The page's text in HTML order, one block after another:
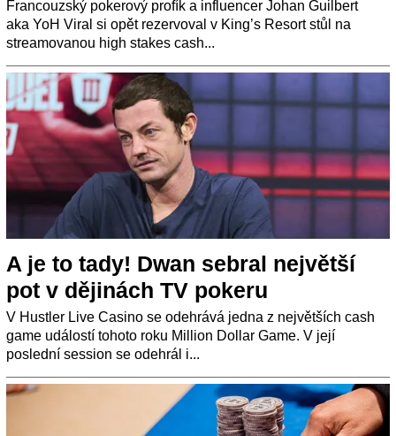
Francouzský pokerový profík a influencer Johan Guilbert
aka YoH Viral si opět rezervoval v King’s Resort stůl na
streamovanou high stakes cash...
A je to tady! Dwan sebral největší
pot v dějinách TV pokeru
V Hustler Live Casino se odehrává jedna z největších cash
game událostí tohoto roku Million Dollar Game. V její
poslední session se odehrál i...